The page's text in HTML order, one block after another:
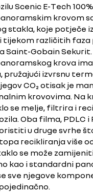
Scenic E-Tech
krovom
stakla, koje potječe
tijekom različitih faza
Saint-Gobain
krova
pružajući izvrsnu
CO₂ otisak je
krovovima. Na
se melje, filtrira i
Oba filma, PDLC i
u druge svrhe
recikliranja više od
se može
kao i standardni
sve njegove